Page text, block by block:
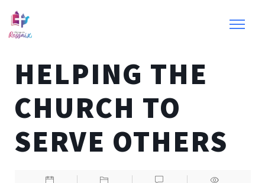
HELPING THE
CHURCH TO
SERVE OTHERS